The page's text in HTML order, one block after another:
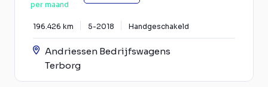
per maand
196.426 km 5-2018 Handgeschakeld
Andriessen Bedrijfswagens
Terborg